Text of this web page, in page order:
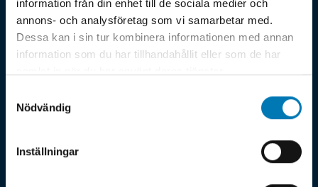
information från din enhet till de sociala medier och
annons- och analysföretag som vi samarbetar med.
Dessa kan i sin tur kombinera informationen med annan
information som du har tillhandahållit eller som de har
Nödvändig
Inställningar
För många verksamheter är energikartläggning ett
lagkrav – och kraven skärps successivt. Samtidigt ger